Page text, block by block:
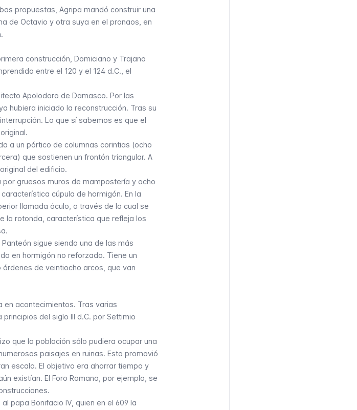
propuestas, Agripa mandó construir una
de Octavio y otra suya en el pronaos, en
construcción, Domiciano y Trajano
entre el 120 y el 124 d.C., el
Apolodoro de Damasco. Por las
hubiera iniciado la reconstrucción. Tras su
Lo que sí sabemos es que el
a un pórtico de columnas corintias (ocho
que sostienen un frontón triangular. A
del edificio.
gruesos muros de mampostería y ocho
cúpula de hormigón. En la
llamada óculo, a través de la cual se
la rotonda, característica que refleja los
sigue siendo una de las más
en hormigón no reforzado. Tiene un
de veintiocho arcos, que van
en acontecimientos. Tras varias
del siglo III d.C. por Settimio
que la población sólo pudiera ocupar una
paisajes en ruinas. Esto promovió
escala. El objetivo era ahorrar tiempo y
existían. El Foro Romano , por ejemplo, se
papa Bonifacio IV, quien en el 609 la